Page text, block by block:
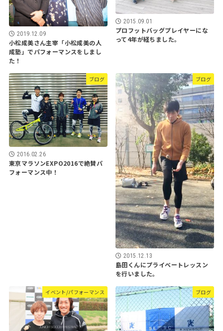
2019.12.09
小松成美さん主宰「小松成美の人
成塾」でパフォーマンスをしまし
た！
2015.09.01
プロフットバッグプレイヤーにな
って4年が経ちました。
ブログ
2016.02.26
東京マラソンEXPO2016で絶賛パ
フォーマンス中！
ブログ
2015.12.13
島田くんにプライベートレッスン
を行いました。
イベント/パフォーマンス ブログ